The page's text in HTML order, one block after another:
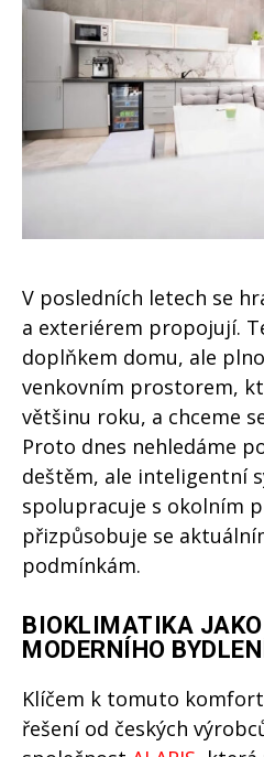
V posledních letech se
a exteriérem propojují.
doplňkem domu, ale
venkovním prostorem,
většinu roku, a chceme
Proto dnes nehledáme
deštěm, ale inteligentní
spolupracuje s okolním
přizpůsobuje se
podmínkám.
BIOKLIMATIKA
MODERNÍHO
Klíčem k tomuto
řešení od českých